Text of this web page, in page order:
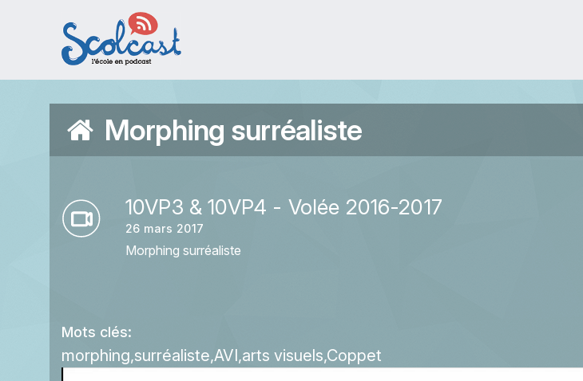
Aller au contenu principal
Morphing surréaliste
10VP3 & 10VP4 - Volée 2016-2017
26 mars 2017
Morphing surréaliste
Mots clés:
morphing surréaliste AVI arts visuels Coppet